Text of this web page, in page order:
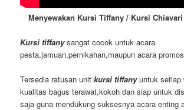
Menyewakan Kursi Tiffany / Kursi
Kursi tiffanysangat cocok untuk acara
pesta,jamuan,pernikahan,maupun acara
Tersedia ratusan unitkursi tiffanyuntuk setiap
kualitas bagus terawat,kokoh dan siap untuk
saja guna mendukung suksesnya acara enting